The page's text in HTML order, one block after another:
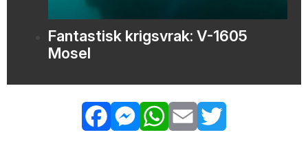
Fantastisk krigsvrak: V-1605
Mosel